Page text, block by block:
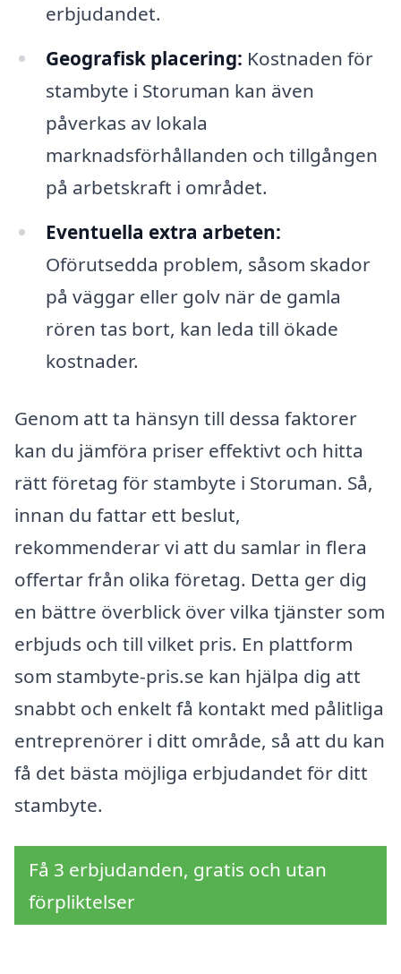
erbjudandet.
Geografisk placering: Kostnaden för
stambyte i Storuman kan även
påverkas av lokala
marknadsförhållanden och tillgången
på arbetskraft i området.
Eventuella extra arbeten:
Oförutsedda problem, såsom skador
på väggar eller golv när de gamla
rören tas bort, kan leda till ökade
kostnader.
Genom att ta hänsyn till dessa faktorer
kan du jämföra priser effektivt och hitta
rätt företag för stambyte i Storuman. Så,
innan du fattar ett beslut,
rekommenderar vi att du samlar in flera
offertar från olika företag. Detta ger dig
en bättre överblick över vilka tjänster som
erbjuds och till vilket pris. En plattform
som stambyte-pris.se kan hjälpa dig att
snabbt och enkelt få kontakt med pålitliga
entreprenörer i ditt område, så att du kan
få det bästa möjliga erbjudandet för ditt
stambyte.
Få 3 erbjudanden, gratis och utan
förpliktelser